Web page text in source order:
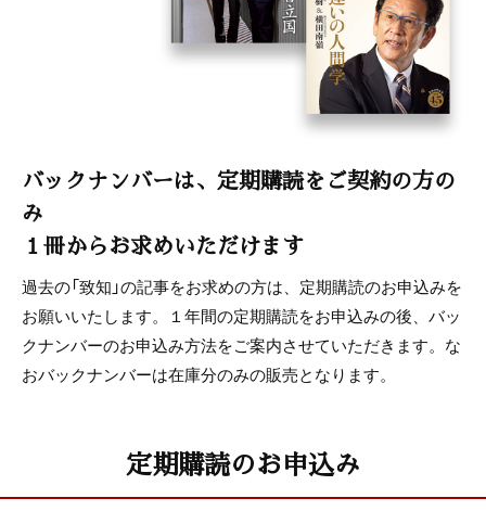
バックナンバーは、定期購読をご契約の方の
み
１冊からお求めいただけます
過去の「致知」の記事をお求めの方は、定期購読のお申込みを
お願いいたします。１年間の定期購読をお申込みの後、バッ
クナンバーのお申込み方法をご案内させていただきます。な
おバックナンバーは在庫分のみの販売となります。
定期購読のお申込み